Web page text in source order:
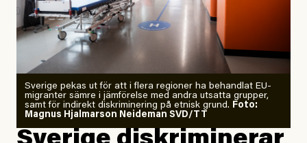
Årets El Niño kan bli den
starkaste som uppmätts
Zeke Hausfather är chockad igen efter att ha
analyserat hur de olika klimatmodellerna bedömer
läget för hur den begynnande El Niño-händelsen ska
utveckla sig. El Niño är ett återkommande
Sverige pekas ut för att i flera regioner ha behandlat EU-
migranter sämre i jämförelse med andra utsatta grupper,
samt för indirekt diskriminering på etnisk grund. Foto:
Magnus Hjalmarson Neideman SVD/TT